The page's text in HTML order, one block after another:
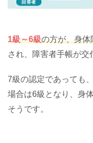
回答者
1級～6級の方が、身体
され、障害者手帳が交
7級の認定であっても
場合は6級となり、身
そうです。